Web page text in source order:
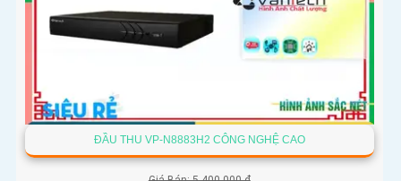
ĐẦU THU VP-N8883H2 CÔNG NGHỆ CAO